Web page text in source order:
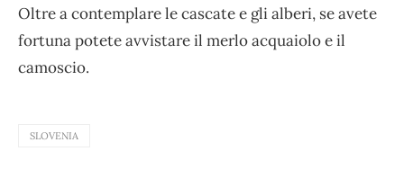
Oltre a contemplare le cascate e gli alberi, se avete
fortuna potete avvistare il merlo acquaiolo e il
camoscio.
SLOVENIA